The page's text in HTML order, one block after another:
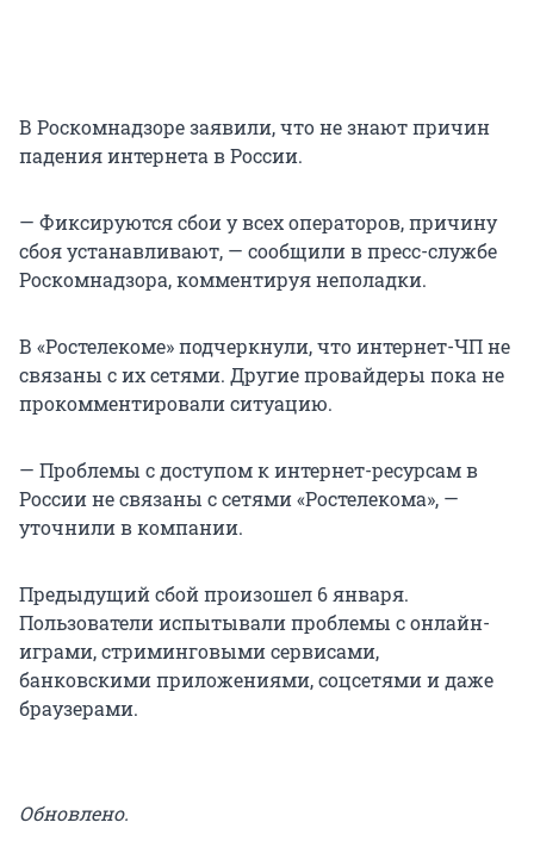
В Роскомнадзоре заявили, что не знают причин
падения интернета в России.
— Фиксируются сбои у всех операторов, причину
сбоя устанавливают, — сообщили в пресс-службе
Роскомнадзора, комментируя неполадки.
В «Ростелекоме» подчеркнули, что интернет-ЧП не
связаны с их сетями. Другие провайдеры пока не
прокомментировали ситуацию.
— Проблемы с доступом к интернет-ресурсам в
России не связаны с сетями «Ростелекома», —
уточнили в компании.
Предыдущий сбой произошел 6 января.
Пользователи испытывали проблемы с онлайн-
играми, стриминговыми сервисами,
банковскими приложениями, соцсетями и даже
браузерами.
Обновлено.